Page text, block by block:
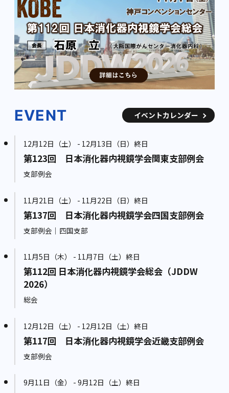
EVENT イベントカレンダー
12月12日（土） - 12月13日（日）終日
第123回 日本消化器内視鏡学会関東支部例会
支部例会
11月21日（土） - 11月22日（日）終日
第137回 日本消化器内視鏡学会四国支部例会
支部例会｜四国支部
11月5日（木） - 11月7日（土）終日
第112回 日本消化器内視鏡学会総会（JDDW
2026）
総会
12月12日（土） - 12月12日（土）終日
第117回 日本消化器内視鏡学会近畿支部例会
支部例会
9月11日（金） - 9月12日（土）終日